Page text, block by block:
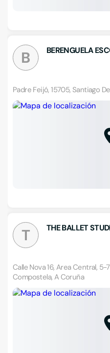
B BERENGUELA
Padre Feijó, 15705, Santiago
T THE BALLET
Calle Nova 16, Area Central, 5-
Compostela, A Coruña